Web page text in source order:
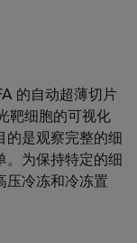
的自动超薄切片
靶细胞的可视化
的是观察完整的细
。为保持特定的细
压冷冻和冷冻置